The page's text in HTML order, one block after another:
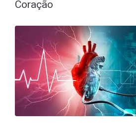
Coração